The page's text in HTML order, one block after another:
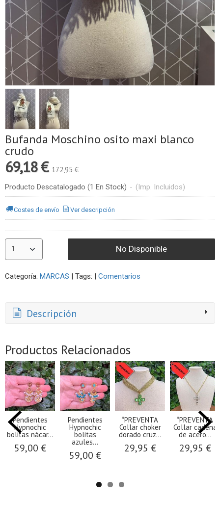
Bufanda Moschino osito maxi blanco
crudo
69,18 € 172,95 €
Producto Descatalogado (1 En Stock) - (Imp. Incluidos)
Costes de envío Ver descripción
No Disponible
Categoría: MARCAS | Tags: | Comentarios
Descripción
Productos Relacionados
Pendientes
Hypnochic
bolitas nácar...
59,00 €
Pendientes
Hypnochic
bolitas
azules...
59,00 €
*PREVENTA
Collar choker
dorado cruz...
29,95 €
*PREVENTA
Collar cadena
de acero...
29,95 €